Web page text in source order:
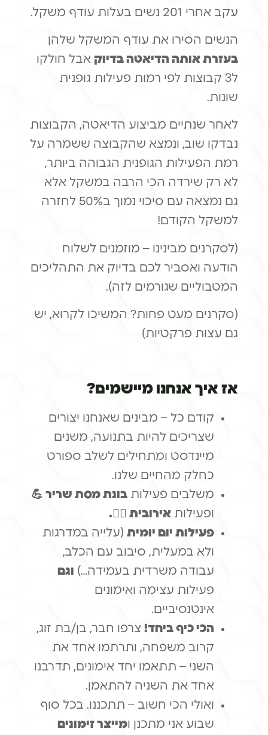
עקב אחרי 201 נשים בעלות עודף משקל.
הנשים הסירו את עודף המשקל שלהן
בעזרת אותה הדיאטה בדיוקאבל חולקו
ל3 קבוצות לפי רמות פעילות גופנית
שונות.
לאחר שנתיים מביצוע הדיאטה, הקבוצות
נבדקו שוב, ונמצא שהקבוצה ששמרה על
רמת הפעילות הגופנית הגבוהה ביותר,
לא רק שירדה הכי הרבה במשקל אלא
גם נמצאה עם סיכוי נמוך ב50% לחזרה
למשקל הקודם!
(לסקרנים מבינינו – מוזמנים לשלוח
הודעה ואסביר לכם בדיוק את התהליכים
המטבוליים שגורמים לזה).
(סקרנים מעט פחות? המשיכו לקרוא, יש
גם עצות פרקטיות)
אז איך אנחנו מיישמים?
קודם כל – מבינים שאנחנו יצורים
שצריכים להיות בתנועה, משנים
מיינדסט ומתחילים לשלב ספורט
כחלק מהחיים שלנו.
משלבים פעילותבונת מסת שריר💪
ופעילותאירובית 🏃‍♂️.
פעילות יום יומית(עלייה במדרגות
ולא במעלית, סיבוב עם הכלב,
עבודה משרדית בעמידה…)וגם
פעילות עצימה ואימונים
אינטנסיביים.
הכי כיף ביחד!צרפו חבר, בן/בת זוג,
קרוב משפחה, ותרתמו אחד את
השני – תתאמו יחד אימונים, תדרבנו
אחד את השניה להתאמן.
ואולי הכי חשוב – תתכננו. בכל סוף
שבוע אני מתכנן ומייצר זימונים